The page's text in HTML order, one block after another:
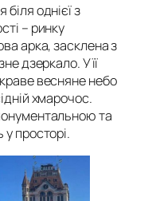
однієї з
– ринку
арка, засклена з
дзеркало. У її
весняне небо
хмарочос.
та
просторі.